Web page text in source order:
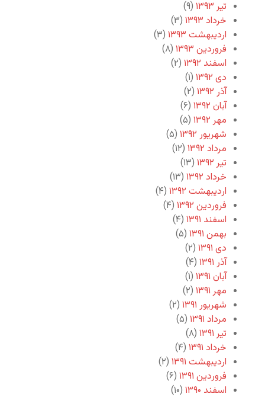
تیر ۱۳۹۳
(۹)
خرداد ۱۳۹۳
(۳)
اردیبهشت ۱۳۹۳
(۳)
فروردین ۱۳۹۳
(۸)
اسفند ۱۳۹۲
(۲)
دی ۱۳۹۲
(۱)
آذر ۱۳۹۲
(۲)
آبان ۱۳۹۲
(۶)
مهر ۱۳۹۲
(۵)
شهریور ۱۳۹۲
(۵)
مرداد ۱۳۹۲
(۱۲)
تیر ۱۳۹۲
(۱۳)
خرداد ۱۳۹۲
(۱۳)
اردیبهشت ۱۳۹۲
(۴)
فروردین ۱۳۹۲
(۴)
اسفند ۱۳۹۱
(۴)
بهمن ۱۳۹۱
(۵)
دی ۱۳۹۱
(۲)
آذر ۱۳۹۱
(۴)
آبان ۱۳۹۱
(۱)
مهر ۱۳۹۱
(۲)
شهریور ۱۳۹۱
(۲)
مرداد ۱۳۹۱
(۵)
تیر ۱۳۹۱
(۸)
خرداد ۱۳۹۱
(۴)
اردیبهشت ۱۳۹۱
(۲)
فروردین ۱۳۹۱
(۶)
اسفند ۱۳۹۰
(۱۰)